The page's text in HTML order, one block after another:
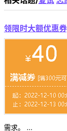
领限时大额优惠
需求。 ...